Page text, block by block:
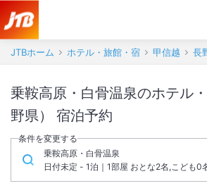
JTBホーム ホテル・旅館・宿 甲信越 長
乗鞍高原・白骨温泉のホテル
野県） 宿泊予約
条件を変更する
乗鞍高原・白骨温泉
日付未定 - 1泊｜1部屋 おとな2名,こども0